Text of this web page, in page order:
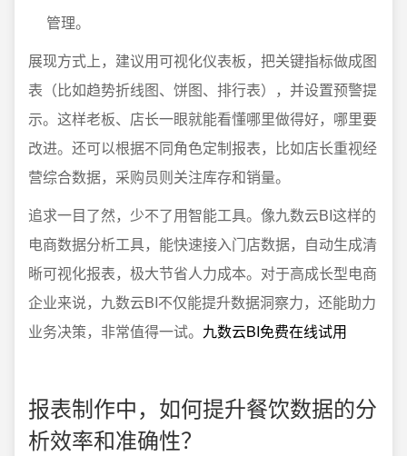
管理。
展现方式上，建议用可视化仪表板，把关键指标做成图
表（比如趋势折线图、饼图、排行表），并设置预警提
示。这样老板、店长一眼就能看懂哪里做得好，哪里要
改进。还可以根据不同角色定制报表，比如店长重视经
营综合数据，采购员则关注库存和销量。
追求一目了然，少不了用智能工具。像九数云BI这样的
电商数据分析工具，能快速接入门店数据，自动生成清
晰可视化报表，极大节省人力成本。对于高成长型电商
企业来说，九数云BI不仅能提升数据洞察力，还能助力
业务决策，非常值得一试。 九数云BI免费在线试用
报表制作中，如何提升餐饮数据的分
析效率和准确性？